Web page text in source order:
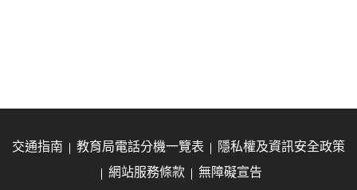
交通指南 教育局電話分機一覽表
隱私權及資訊安全政策
網站服務條款
無障礙宣告